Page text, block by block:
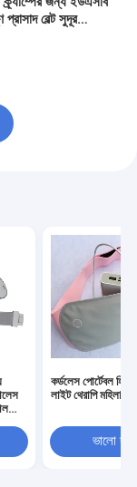
বেল্ট সুদূর
কর্ডলেস পোর্টেবল
লাইট থেরাপি
ভালো দাম